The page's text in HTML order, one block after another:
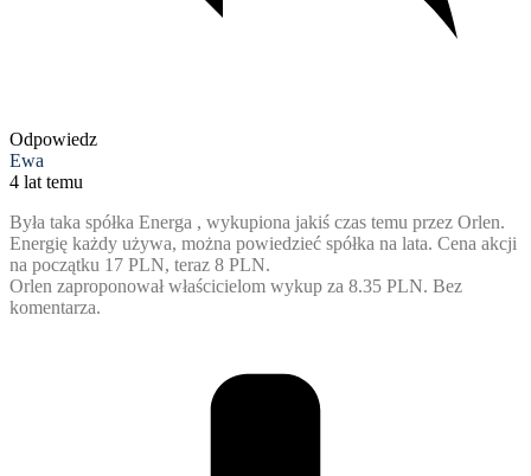
Odpowiedz
Ewa
4 lat temu
Była taka spółka Energa , wykupiona jakiś czas temu przez Orlen.
Energię każdy używa, można powiedzieć spółka na lata. Cena akcji
na początku 17 PLN, teraz 8 PLN.
Orlen zaproponował właścicielom wykup za 8.35 PLN. Bez
komentarza.